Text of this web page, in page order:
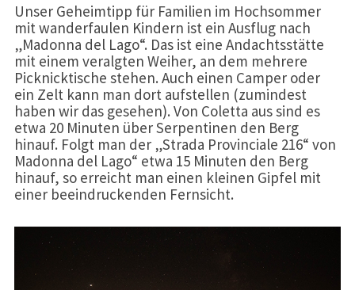
Unser Geheimtipp für Familien im Hochsommer
mit wanderfaulen Kindern ist ein Ausflug nach
„Madonna del Lago“. Das ist eine Andachtsstätte
mit einem veralgten Weiher, an dem mehrere
Picknicktische stehen. Auch einen Camper oder
ein Zelt kann man dort aufstellen (zumindest
haben wir das gesehen). Von Coletta aus sind es
etwa 20 Minuten über Serpentinen den Berg
hinauf. Folgt man der „Strada Provinciale 216“ von
Madonna del Lago“ etwa 15 Minuten den Berg
hinauf, so erreicht man einen kleinen Gipfel mit
einer beeindruckenden Fernsicht.